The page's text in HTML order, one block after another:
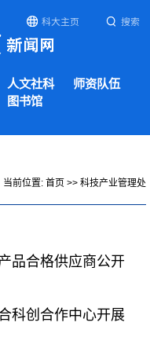
科大主页 搜索
人文社科
师资队伍
图书馆
当前位置: 首页 >> 科技产业管理处
品合格供应商公开
科创合作中心开展